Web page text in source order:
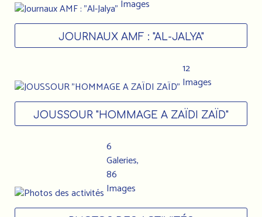
Images
JOURNAUX AMF : "AL-JALYA"
12
Images
JOUSSOUR "HOMMAGE A ZAÏDI ZAÏD"
6
Galeries,
86
Images